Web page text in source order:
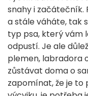
snahy i začátečník.
a stále váháte, tak
typ psa, který vám
odpustí. Je ale
plemen, labradora
zůstávat doma o
zapomínat, že je to